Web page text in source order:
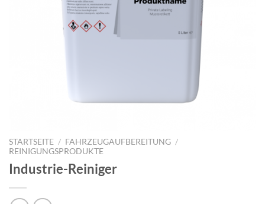
STARTSEITE / FAHRZEUGAUFBEREITUNG /
REINIGUNGSPRODUKTE
Industrie-Reiniger